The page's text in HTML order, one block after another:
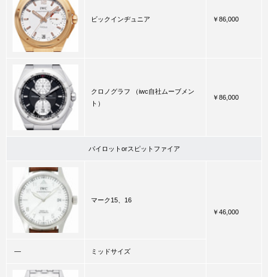
ビックインヂュニア ￥86,000
クロノグラフ （iwc自社ムーブメン
ト）
￥86,000
パイロットorスピットファイア
マーク15、16
￥46,000
― ミッドサイズ